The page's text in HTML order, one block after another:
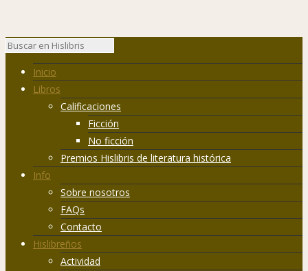
Inicio
Libros
Calificaciones
Ficción
No ficción
Premios Hislibris de literatura histórica
Info
Sobre nosotros
FAQs
Contacto
Hislibreños
Actividad